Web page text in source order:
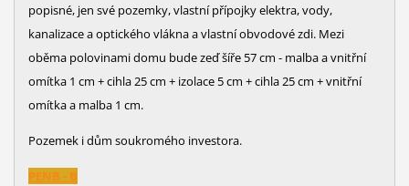
popisné, jen své pozemky, vlastní přípojky elektra, vody,
kanalizace a optického vlákna a vlastní obvodové zdi. Mezi
oběma polovinami domu bude zeď šíře 57 cm - malba a vnitřní
omítka 1 cm + cihla 25 cm + izolace 5 cm + cihla 25 cm + vnitřní
omítka a malba 1 cm.
Pozemek i dům soukromého investora.
PENB - B